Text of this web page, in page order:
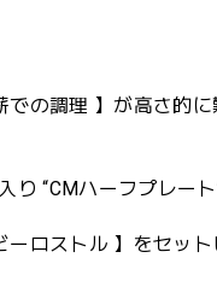
での調理 】が高さ的
り “CMハーフプレー
ロストル 】をセット